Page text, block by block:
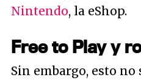
Nintendo, la eShop.
Free to Play y
Sin embargo, esto